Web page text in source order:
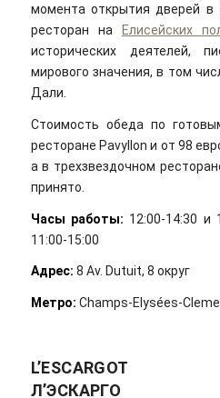
момента открытия дверей в
ресторан на
Елисейских
исторических деятелей,
мирового значения, в том
Дали.
Стоимость обеда по
ресторане Pavyllon и от 98
а в трехзвездочном
принято.
Часы работы: 12:00-14:30 и
11:00-15:00
Адрес: 8 Av. Dutuit, 8 округ
Метро: Champs-Elysées-
L’ESCARGOT
Л’ЭСКАРГО